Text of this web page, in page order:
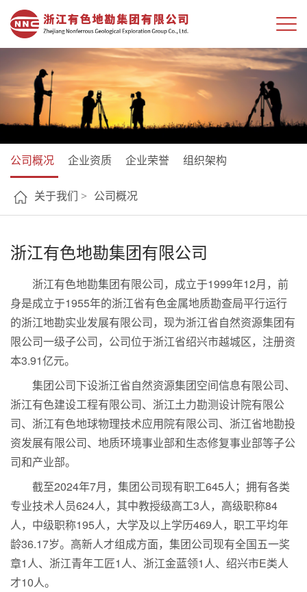
公司概况 企业资质 企业荣誉 组织架构
关于我们 > 公司概况
浙江有色地勘集团有限公司
浙江有色地勘集团有限公司，成立于1999年12月，前
身是成立于1955年的浙江省有色金属地质勘查局平行运行
的浙江地勘实业发展有限公司，现为浙江省自然资源集团有
限公司一级子公司，公司位于浙江省绍兴市越城区，注册资
本3.91亿元。
集团公司下设浙江省自然资源集团空间信息有限公司、
浙江有色建设工程有限公司、浙江土力勘测设计院有限公
司、浙江有色地球物理技术应用院有限公司、浙江省地勘投
资发展有限公司、地质环境事业部和生态修复事业部等子公
司和产业部。
截至2024年7月，集团公司现有职工645人；拥有各类
专业技术人员624人，其中教授级高工3人，高级职称84
人，中级职称195人，大学及以上学历469人，职工平均年
龄36.17岁。高新人才组成方面，集团公司现有全国五一奖
章1人、浙江青年工匠1人、浙江金蓝领1人、绍兴市E类人
才10人。